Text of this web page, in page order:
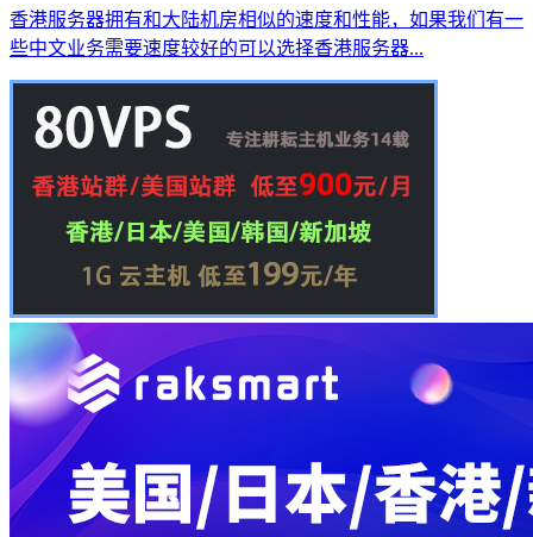
香港服务器拥有和大陆机房相似的速度和性能，如果我们有一
些中文业务需要速度较好的可以选择香港服务器...